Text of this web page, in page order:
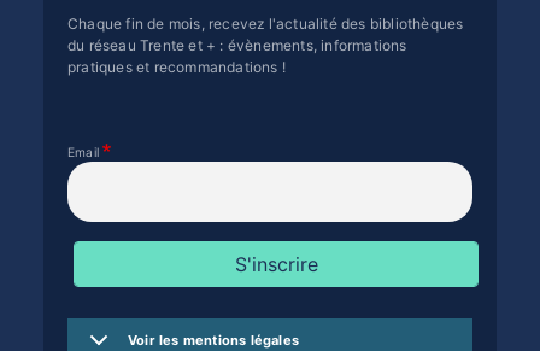
Chaque fin de mois, recevez l'actualité des bibliothèques
du réseau Trente et + : évènements, informations
pratiques et recommandations !
Email
Voir les mentions légales